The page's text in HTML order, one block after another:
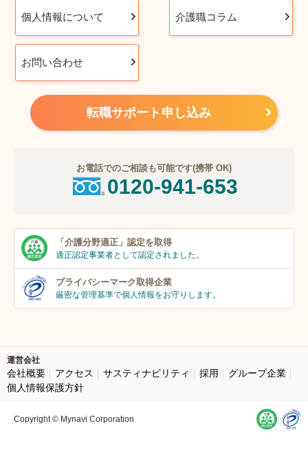
個人情報について 介護職コラム
お問い合わせ
転職サポート申し込み
お電話でのご相談も可能です(携帯 OK)
0120-941-653
「介護分野適正」 認定を取得
適正認定事業者として認定されました。
プライバシーマーク取得企業
厳密な管理基準で個人情報をお守りします。
運営会社
会社概要 アクセス サスティナビリティ 採用
グループ企業
個人情報保護方針
Copyright © Mynavi Corporation